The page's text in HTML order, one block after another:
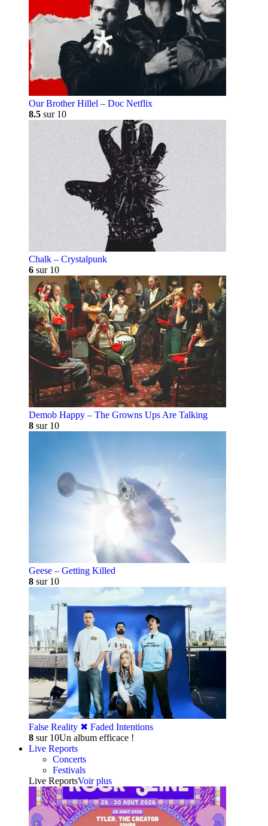
Our Brother Hillel – Doc Netflix
8.5 sur 10
Chalk – Crystalpunk
6 sur 10
Demob Happy – The Growns Ups Are Talking
8 sur 10
Geese – Getting Killed
8 sur 10
False Reality ✖︎ Faded Intentions
8 sur 10Un album efficace !
Live Reports
Concerts
Festivals
Live ReportsVoir plus